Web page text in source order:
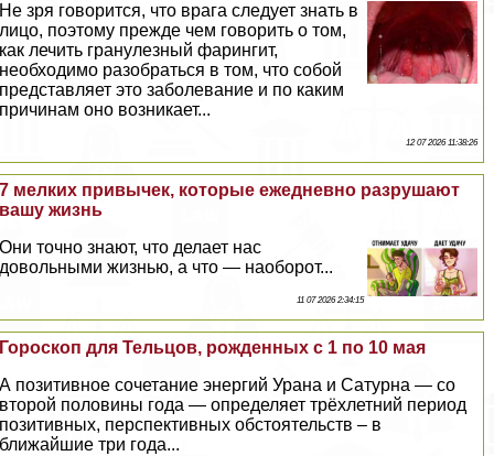
Не зря говорится, что врага следует знать в
лицо, поэтому прежде чем говорить о том,
как лечить гранулезный фарингит,
необходимо разобраться в том, что собой
представляет это заболевание и по каким
причинам оно возникает...
12 07 2026 11:38:26
7 мелких привычек, которые ежедневно разрушают
вашу жизнь
Они точно знают, что делает нас
довольными жизнью, а что — наоборот...
11 07 2026 2:34:15
Гороскоп для Тельцов, рожденных с 1 по 10 мая
А позитивное сочетание энергий Урана и Сатурна — со
второй половины года — определяет трёхлетний период
позитивных, перспективных обстоятельств – в
ближайшие три года...